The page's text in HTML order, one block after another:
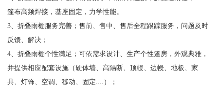
篷布高频焊接，基座固定，力学性能。
3、折叠雨棚服务完善；售前、售中、售后全程跟踪服务，问题及时
反馈、解决；
4、折叠雨棚个性满足；可依需求设计、生产个性篷房，外观典雅，
并提供相应配套设施（硬体墙、高隔断、顶幔、边幔、地板、家
具、灯饰、空调、移动、固定....）；